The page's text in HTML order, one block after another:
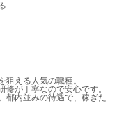
える人気の職種。
が丁寧なので安心です。
都内並みの待遇で、稼ぎた